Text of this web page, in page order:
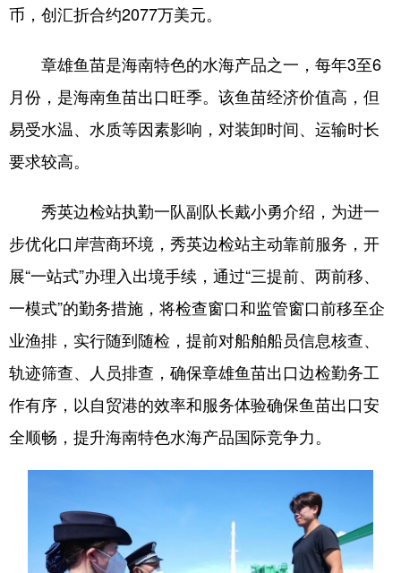
币，创汇折合约2077万美元。
章雄鱼苗是海南特色的水海产品之一，每年3至6
月份，是海南鱼苗出口旺季。该鱼苗经济价值高，但
易受水温、水质等因素影响，对装卸时间、运输时长
要求较高。
秀英边检站执勤一队副队长戴小勇介绍，为进一
步优化口岸营商环境，秀英边检站主动靠前服务，开
展“一站式”办理入出境手续，通过“三提前、两前移、
一模式”的勤务措施，将检查窗口和监管窗口前移至企
业渔排，实行随到随检，提前对船舶船员信息核查、
轨迹筛查、人员排查，确保章雄鱼苗出口边检勤务工
作有序，以自贸港的效率和服务体验确保鱼苗出口安
全顺畅，提升海南特色水海产品国际竞争力。